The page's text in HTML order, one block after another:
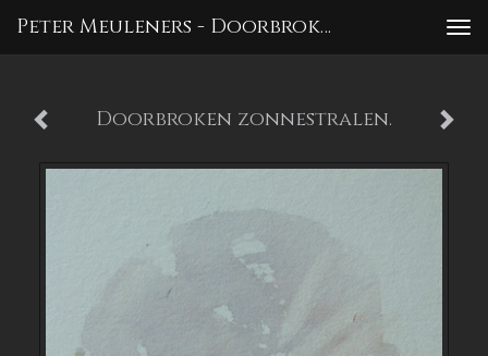
Peter Meuleners - Doorbroken Zonnestralen.
Doorbroken zonnestralen.